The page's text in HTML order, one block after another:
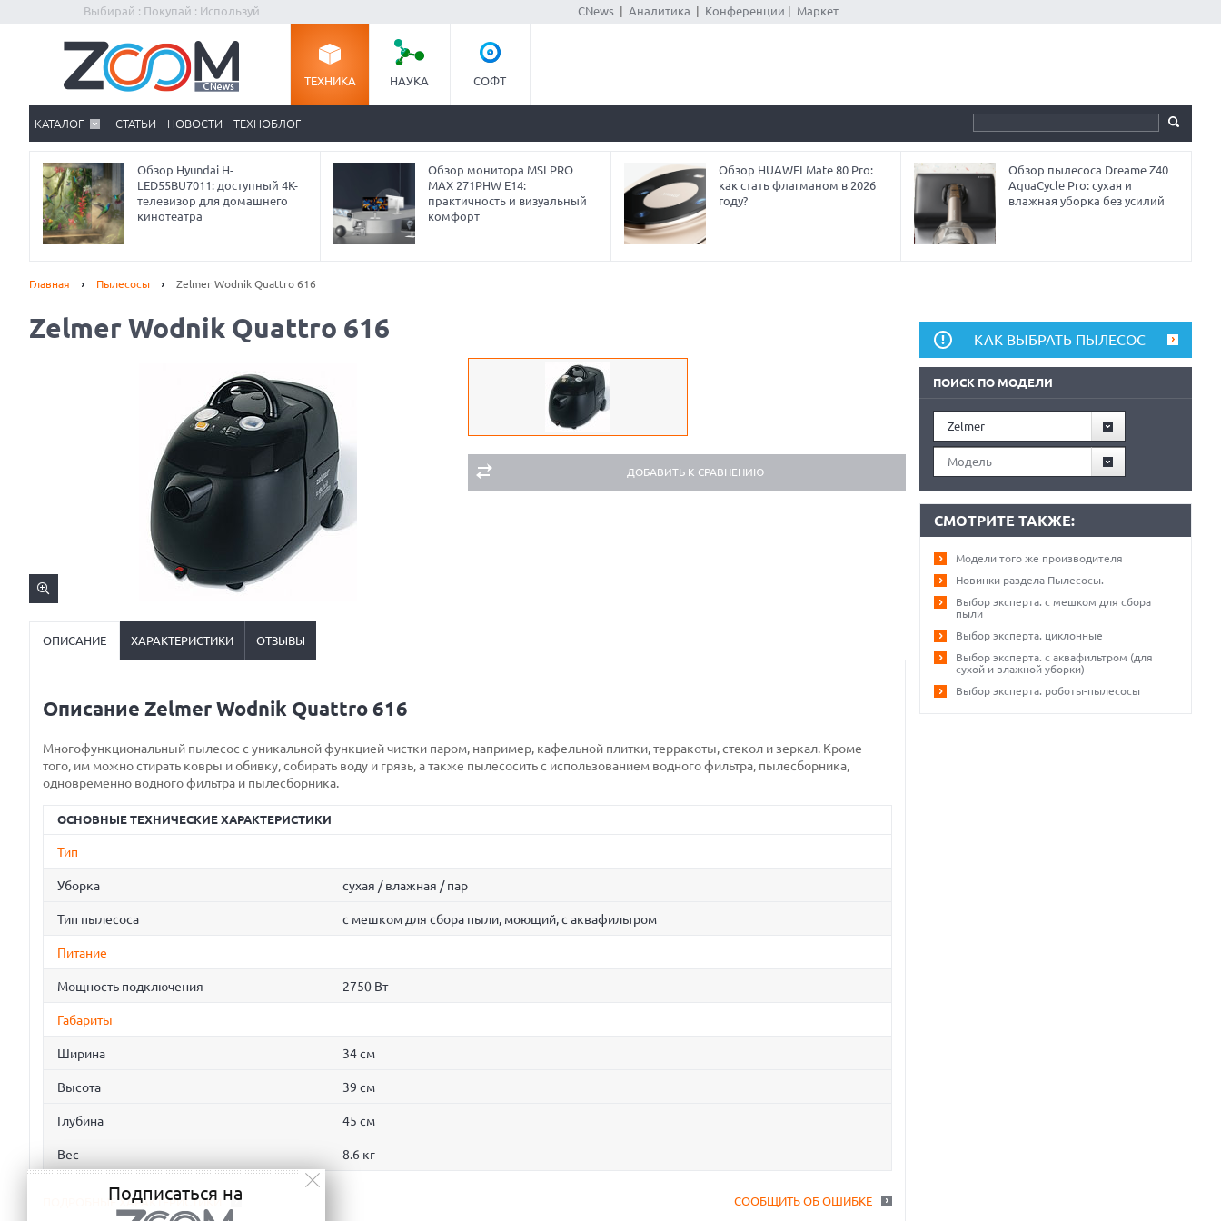
Выбирай : Покупай : Используй CNews| Аналитика Конференции Маркет
ТЕХНИКА НАУКА СОФТ
КАТАЛОГ СТАТЬИ НОВОСТИ ТЕХНОБЛОГ
Обзор Hyundai H-
LED55BU7011: доступный 4K-
телевизор для домашнего
кинотеатра
Обзор монитора MSI PRO
MAX 271PHW E14:
практичность и визуальный
комфорт
Обзор HUAWEI Mate 80 Pro:
как стать флагманом в 2026
году?
Обзор пылесоса Dreame Z40
AquaCycle Pro: сухая и
влажная уборка без усилий
Главная Пылесосы Zelmer Wodnik Quattro 616
Zelmer Wodnik Quattro 616
ДОБАВИТЬ К СРАВНЕНИЮ
ОПИСАНИЕ ХАРАКТЕРИСТИКИ ОТЗЫВЫ
Описание Zelmer Wodnik Quattro 616
Многофункциональный пылесос с уникальной функцией чистки паром, например, кафельной плитки, терракоты, стекол и зеркал. Кроме
того, им можно стирать ковры и обивку, собирать воду и грязь, а также пылесосить с использованием водного фильтра, пылесборника,
одновременно водного фильтра и пылесборника.
ОСНОВНЫЕ ТЕХНИЧЕСКИЕ ХАРАКТЕРИСТИКИ
Тип
Уборка сухая / влажная / пар
Тип пылесоса с мешком для сбора пыли, моющий, с аквафильтром
Питание
Мощность подключения 2750 Вт
Габариты
Ширина 34 см
Высота 39 см
Глубина 45 см
Вес 8.6 кг
СООБЩИТЬ ОБ ОШИБКЕ
ПОДРОБНЫЕ ХАРАКТЕРИСТИКИ
КАК ВЫБРАТЬ ПЫЛЕСОС
ПОИСК ПО МОДЕЛИ
Zelmer
Модель
СМОТРИТЕ ТАКЖЕ:
Модели того же производителя
Новинки раздела Пылесосы.
Выбор эксперта. с мешком для сбора
пыли
Выбор эксперта. циклонные
Выбор эксперта. с аквафильтром (для
сухой и влажной уборки)
Выбор эксперта. роботы-пылесосы
Подписаться на